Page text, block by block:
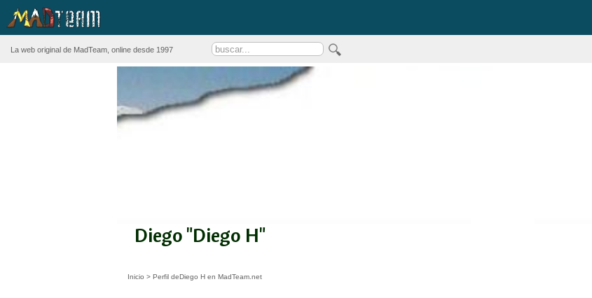
La web original de MadTeam, online desde 1997
Diego "Diego H"
Inicio > Perfil deDiego H en MadTeam.net